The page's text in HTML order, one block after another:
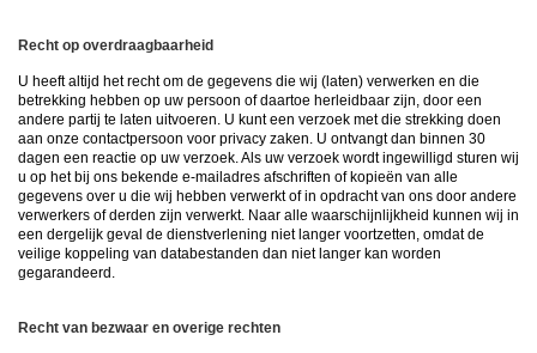
Recht op overdraagbaarheid
U heeft altijd het recht om de gegevens die wij (laten) verwerken en die
betrekking hebben op uw persoon of daartoe herleidbaar zijn, door een
andere partij te laten uitvoeren. U kunt een verzoek met die strekking doen
aan onze contactpersoon voor privacy zaken. U ontvangt dan binnen 30
dagen een reactie op uw verzoek. Als uw verzoek wordt ingewilligd sturen wij
u op het bij ons bekende e-mailadres afschriften of kopieën van alle
gegevens over u die wij hebben verwerkt of in opdracht van ons door andere
verwerkers of derden zijn verwerkt. Naar alle waarschijnlijkheid kunnen wij in
een dergelijk geval de dienstverlening niet langer voortzetten, omdat de
veilige koppeling van databestanden dan niet langer kan worden
gegarandeerd.
Recht van bezwaar en overige rechten